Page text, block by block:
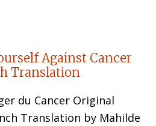
Against Cancer
Translation
du Cancer Original
Translation by Mahilde